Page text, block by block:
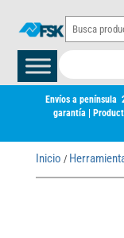
Envíos a península
garantía |
Inicio /